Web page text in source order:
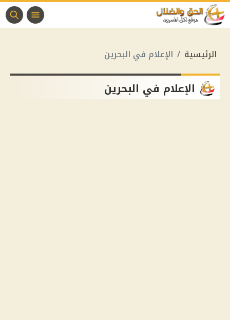
الرئيسية الإعلام في البحرين
الإعلام في البحرين